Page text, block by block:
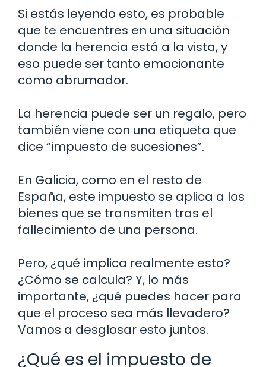
Si estás leyendo esto, es probable
que te encuentres en una situación
donde la herencia está a la vista, y
eso puede ser tanto emocionante
como abrumador.
La herencia puede ser un regalo, pero
también viene con una etiqueta que
dice “impuesto de sucesiones”.
En Galicia, como en el resto de
España, este impuesto se aplica a los
bienes que se transmiten tras el
fallecimiento de una persona.
Pero, ¿qué implica realmente esto?
¿Cómo se calcula? Y, lo más
importante, ¿qué puedes hacer para
que el proceso sea más llevadero?
Vamos a desglosar esto juntos.
¿Qué es el impuesto de